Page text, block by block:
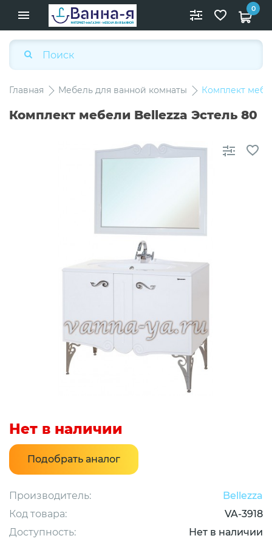
0
Главная Мебель для ванной комнаты Комплект
Комплект мебели Bellezza Эстель 80
Нет в наличии
Подобрать аналог
Производитель:
Bellezza
Код товара:
VA-3918
Доступность:
Нет в наличии